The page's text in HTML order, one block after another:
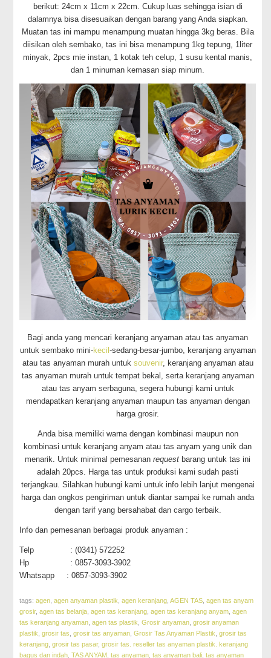
berikut: 24cm x 11cm x 22cm. Cukup luas sehingga isian di
dalamnya bisa disesuaikan dengan barang yang Anda siapkan.
Muatan tas ini mampu menampung muatan hingga 3kg beras. Bila
diisikan oleh sembako, tas ini bisa menampung 1kg tepung, 1liter
minyak, 2pcs mie instan, 1 kotak teh celup, 1 susu kental manis,
dan 1 minuman kemasan siap minum.
Bagi anda yang mencari keranjang anyaman atau tas anyaman
untuk sembako mini-kecil -sedang-besar-jumbo, keranjang anyaman
atau tas anyaman murah untuk souvenir, keranjang anyaman atau
tas anyaman murah untuk tempat bekal, serta keranjang anyaman
atau tas anyam serbaguna, segera hubungi kami untuk
mendapatkan keranjang anyaman maupun tas anyaman dengan
harga grosir.
Anda bisa memiliki warna dengan kombinasi maupun non
kombinasi untuk keranjang anyam atau tas anyam yang unik dan
menarik. Untuk minimal pemesananrequest barang untuk tas ini
adalah 20pcs. Harga tas untuk produksi kami sudah pasti
terjangkau. Silahkan hubungi kami untuk info lebih lanjut mengenai
harga dan ongkos pengiriman untuk diantar sampai ke rumah anda
dengan tarif yang bersahabat dan cargo terbaik.
Info dan pemesanan berbagai produk anyaman :
Telp : (0341) 572252
Hp : 0857-3093-3902
Whatsapp : 0857-3093-3902
tags:agen ,agen anyaman plastik ,agen keranjang ,AGEN TAS ,agen tas anyam
grosir,agen tas belanja ,agen tas keranjang ,agen tas keranjang anyam ,agen
tas keranjang anyaman ,agen tas plastik ,Grosir anyaman ,grosir anyaman
plastik ,grosir tas ,grosir tas anyaman ,Grosir Tas Anyaman Plastik ,grosir tas
keranjang ,grosir tas pasar,grosir tas. reseller tas anyaman plastik. keranjang
bagus dan indah ,TAS ANYAM ,tas anyaman ,tas anyaman bali ,tas anyaman